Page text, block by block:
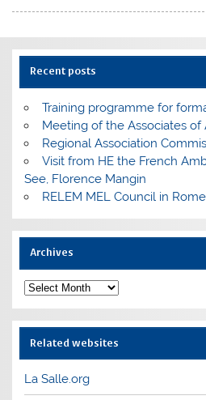
Recent posts
Training programme for
Meeting of the Associates of
Regional Association
Visit from HE the French
See, Florence Mangin
RELEM MEL Council in Rome
Archives
Archives
Related websites
La Salle.org